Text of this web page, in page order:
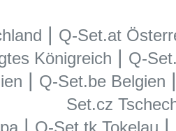
| Q-Set.at
Königreich | Q-
| Q-Set.be Belgien
Set.cz
| Q-Set.tk Tokelau |